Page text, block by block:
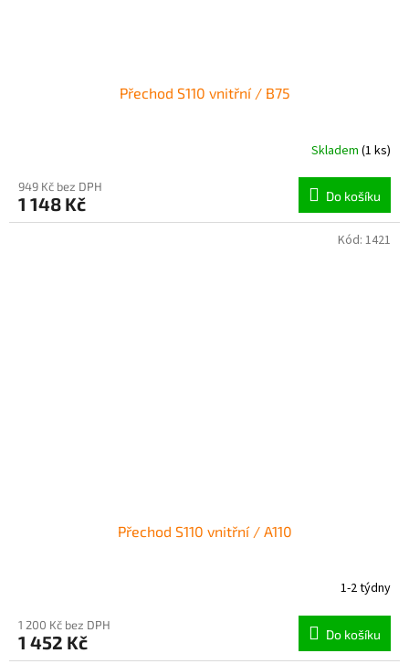
Přechod S110 vnitřní / B75
Skladem (1 ks)
949 Kč bez DPH
1 148 Kč Do košíku
Přechod S110 vnitřní / A110
1-2 týdny
1 200 Kč bez DPH
1 452 Kč Do košíku
Kód: 1421